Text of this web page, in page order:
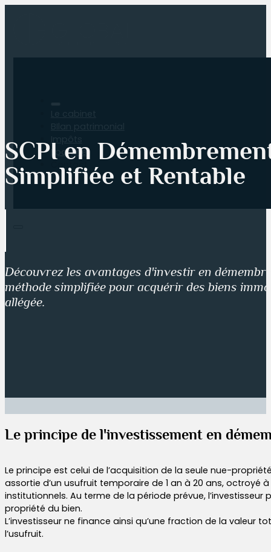
Epargne
Contact
SCPI en
Simplifiée et Rentable
Découvrez les avantages d'investir en
méthode simplifiée pour acquérir des biens
allégée.
Le principe de l'investissement en
Le principe est celui de l’acquisition de la seule nue-
assortie d’un usufruit temporaire de 1 an à 20 ans, octroyé
institutionnels. Au terme de la période prévue, l’investisseur
propriété du bien.
L’investisseur ne finance ainsi qu’une fraction de la valeur
l’usufruit.